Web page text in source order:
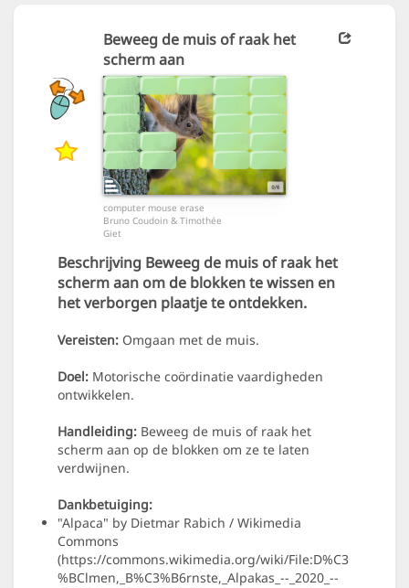
Beweeg de muis of raak het
scherm aan
computer mouse erase
Bruno Coudoin & Timothée
Giet
Beschrijving Beweeg de muis of raak het
scherm aan om de blokken te wissen en
het verborgen plaatje te ontdekken.
Vereisten: Omgaan met de muis.
Doel: Motorische coördinatie vaardigheden
ontwikkelen.
Handleiding: Beweeg de muis of raak het
scherm aan op de blokken om ze te laten
verdwijnen.
Dankbetuiging:
"Alpaca" by Dietmar Rabich / Wikimedia
Commons
(https://commons.wikimedia.org/wiki/File:D%C3
%BClmen,_B%C3%B6rnste,_Alpakas_--_2020_--